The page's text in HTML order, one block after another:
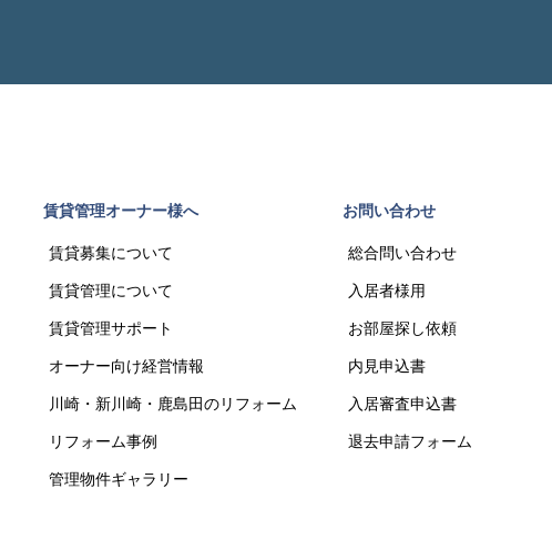
賃貸管理オーナー様へ
賃貸募集について
賃貸管理について
賃貸管理サポート
オーナー向け経営情報
川崎・新川崎・鹿島田のリフォーム
リフォーム事例
管理物件ギャラリー
お問い合わせ
総合問い合わせ
入居者様用
お部屋探し依頼
内見申込書
入居審査申込書
退去申請フォーム